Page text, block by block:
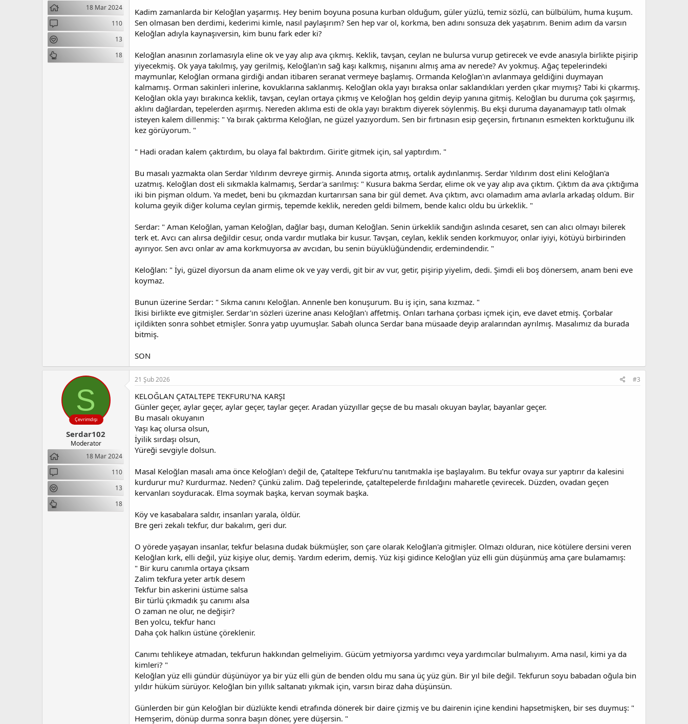
18 Mar 2024
110
13
18
Kadim zamanlarda bir Keloğlan yaşarmış. Hey benim boyuna posuna kurban olduğum, güler yüzlü, temiz sözlü, can bülbülüm, huma kuşum.
Sen olmasan ben derdimi, kederimi kimle, nasıl paylaşırım? Sen hep var ol, korkma, ben adını sonsuza dek yaşatırım. Benim adım da varsın
Keloğlan adıyla kaynaşıversin, kim bunu fark eder ki?
Keloğlan anasının zorlamasıyla eline ok ve yay alıp ava çıkmış. Keklik, tavşan, ceylan ne bulursa vurup getirecek ve evde anasıyla birlikte pişirip
yiyecekmiş. Ok yaya takılmış, yay gerilmiş, Keloğlan'ın sağ kaşı kalkmış, nişanını almış ama av nerede? Av yokmuş. Ağaç tepelerindeki
maymunlar, Keloğlan ormana girdiği andan itibaren seranat vermeye başlamış. Ormanda Keloğlan'ın avlanmaya geldiğini duymayan
kalmamış. Orman sakinleri inlerine, kovuklarına saklanmış. Keloğlan okla yayı bıraksa onlar saklandıkları yerden çıkar mıymış? Tabi ki çıkarmış.
Keloğlan okla yayı bırakınca keklik, tavşan, ceylan ortaya çıkmış ve Keloğlan hoş geldin deyip yanına gitmiş. Keloğlan bu duruma çok şaşırmış,
aklını dağlardan, tepelerden aşırmış. Nereden aklıma esti de okla yayı bıraktım diyerek söylenmiş. Bu ekşi duruma dayanamayıp tatlı olmak
isteyen kalem dillenmiş: " Ya bırak çaktırma Keloğlan, ne güzel yazıyordum. Sen bir fırtınasın esip geçersin, fırtınanın esmekten korktuğunu ilk
kez görüyorum. "
" Hadi oradan kalem çaktırdım, bu olaya fal baktırdım. Girit'e gitmek için, sal yaptırdım. "
Bu masalı yazmakta olan Serdar Yıldırım devreye girmiş. Anında sigorta atmış, ortalık aydınlanmış. Serdar Yıldırım dost elini Keloğlan'a
uzatmış. Keloğlan dost eli sıkmakla kalmamış, Serdar'a sarılmış: " Kusura bakma Serdar, elime ok ve yay alıp ava çıktım. Çıktım da ava çıktığıma
iki bin pişman oldum. Ya medet, beni bu çıkmazdan kurtarırsan sana bir gül demet. Ava çıktım, avcı olamadım ama avlarla arkadaş oldum. Bir
koluma geyik diğer koluma ceylan girmiş, tepemde keklik, nereden geldi bilmem, bende kalıcı oldu bu ürkeklik. "
Serdar: " Aman Keloğlan, yaman Keloğlan, dağlar başı, duman Keloğlan. Senin ürkeklik sandığın aslında cesaret, sen can alıcı olmayı bilerek
terk et. Avcı can alırsa değildir cesur, onda vardır mutlaka bir kusur. Tavşan, ceylan, keklik senden korkmuyor, onlar iyiyi, kötüyü birbirinden
ayırıyor. Sen avcı onlar av ama korkmuyorsa av avcıdan, bu senin büyüklüğündendir, erdemindendir. "
Keloğlan: " İyi, güzel diyorsun da anam elime ok ve yay verdi, git bir av vur, getir, pişirip yiyelim, dedi. Şimdi eli boş dönersem, anam beni eve
koymaz.
Bunun üzerine Serdar: " Sıkma canını Keloğlan. Annenle ben konuşurum. Bu iş için, sana kızmaz. "
İkisi birlikte eve gitmişler. Serdar'ın sözleri üzerine anası Keloğlan'ı affetmiş. Onları tarhana çorbası içmek için, eve davet etmiş. Çorbalar
içildikten sonra sohbet etmişler. Sonra yatıp uyumuşlar. Sabah olunca Serdar bana müsaade deyip aralarından ayrılmış. Masalımız da burada
bitmiş.
SON
S
Çevrimdışı
Serdar102
Moderator
18 Mar 2024
110
13
18
21 Şub 2026 #3
KELOĞLAN ÇATALTEPE TEKFURU'NA KARŞI
Günler geçer, aylar geçer, aylar geçer, taylar geçer. Aradan yüzyıllar geçse de bu masalı okuyan baylar, bayanlar geçer.
Bu masalı okuyanın
Yaşı kaç olursa olsun,
İyilik sırdaşı olsun,
Yüreği sevgiyle dolsun.
Masal Keloğlan masalı ama önce Keloğlan'ı değil de, Çataltepe Tekfuru'nu tanıtmakla işe başlayalım. Bu tekfur ovaya sur yaptırır da kalesini
kurdurur mu? Kurdurmaz. Neden? Çünkü zalim. Dağ tepelerinde, çataltepelerde fırıldağını maharetle çevirecek. Düzden, ovadan geçen
kervanları soyduracak. Elma soymak başka, kervan soymak başka.
Köy ve kasabalara saldır, insanları yarala, öldür.
Bre geri zekalı tekfur, dur bakalım, geri dur.
O yörede yaşayan insanlar, tekfur belasına dudak bükmüşler, son çare olarak Keloğlan'a gitmişler. Olmazı olduran, nice kötülere dersini veren
Keloğlan kırk, elli değil, yüz kişiye olur, demiş. Yardım ederim, demiş. Yüz kişi gidince Keloğlan yüz elli gün düşünmüş ama çare bulamamış:
" Bir kuru canımla ortaya çıksam
Zalim tekfura yeter artık desem
Tekfur bin askerini üstüme salsa
Bir türlü çıkmadık şu canımı alsa
O zaman ne olur, ne değişir?
Ben yolcu, tekfur hancı
Daha çok halkın üstüne çöreklenir.
Canımı tehlikeye atmadan, tekfurun hakkından gelmeliyim. Gücüm yetmiyorsa yardımcı veya yardımcılar bulmalıyım. Ama nasıl, kimi ya da
kimleri? "
Keloğlan yüz elli gündür düşünüyor ya bir yüz elli gün de benden oldu mu sana üç yüz gün. Bir yıl bile değil. Tekfurun soyu babadan oğula bin
yıldır hüküm sürüyor. Keloğlan bin yıllık saltanatı yıkmak için, varsın biraz daha düşünsün.
Günlerden bir gün Keloğlan bir düzlükte kendi etrafında dönerek bir daire çizmiş ve bu dairenin içine kendini hapsetmişken, bir ses duymuş: "
Hemşerim, dönüp durma sonra başın döner, yere düşersin. "